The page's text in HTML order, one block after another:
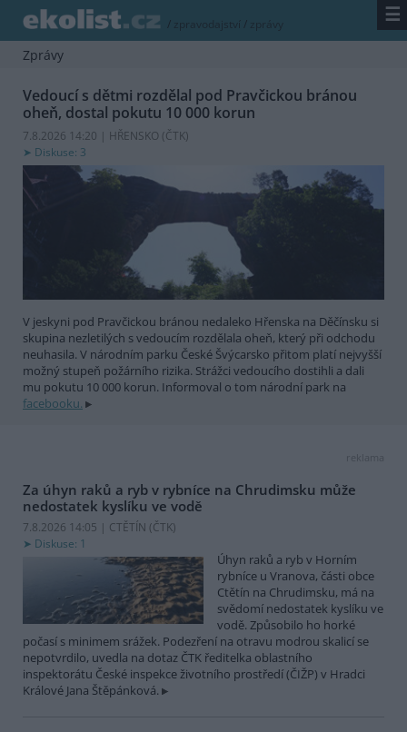
/ zpravodajství / zprávy ☰
Zprávy
Vedoucí s dětmi rozdělal pod Pravčickou bránou
oheň, dostal pokutu 10 000 korun
7.8.2026 14:20 | HŘENSKO (ČTK)
Diskuse: 3
V jeskyni pod Pravčickou bránou nedaleko Hřenska na Děčínsku si
skupina nezletilých s vedoucím rozdělala oheň, který při odchodu
neuhasila. V národním parku České Švýcarsko přitom platí nejvyšší
možný stupeň požárního rizika. Strážci vedoucího dostihli a dali
mu pokutu 10 000 korun. Informoval o tom národní park na
facebooku.
reklama
Za úhyn raků a ryb v rybníce na Chrudimsku může
nedostatek kyslíku ve vodě
7.8.2026 14:05 | CTĚTÍN (ČTK)
Diskuse: 1
Úhyn raků a ryb v Horním
rybníce u Vranova, části obce
Ctětín na Chrudimsku, má na
svědomí nedostatek kyslíku ve
vodě. Způsobilo ho horké
počasí s minimem srážek. Podezření na otravu modrou skalicí se
nepotvrdilo, uvedla na dotaz ČTK ředitelka oblastního
inspektorátu České inspekce životního prostředí (ČIŽP) v Hradci
Králové Jana Štěpánková.